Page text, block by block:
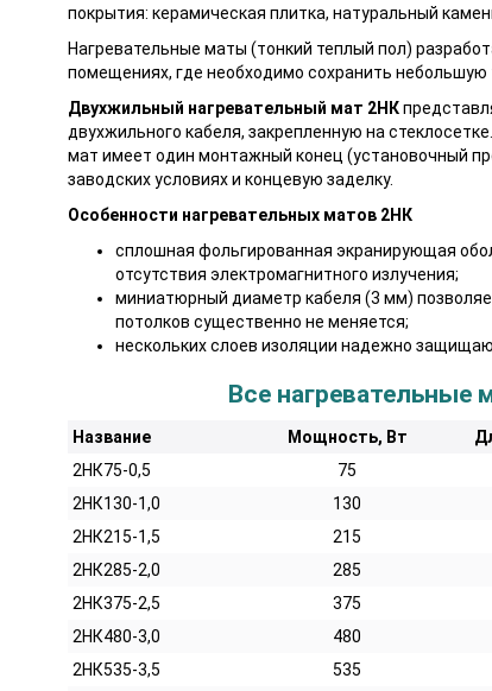
покрытия: керамическая плитка, натуральный
Нагревательные маты (тонкий теплый пол)
помещениях, где необходимо сохранить небольшую
Двухжильный нагревательный мат 2НК
двухжильного кабеля, закрепленную на
мат имеет один монтажный конец (установочный
заводских условиях и концевую заделку.
Особенности нагревательных матов 2НК
сплошная фольгированная экранирующая
отсутствия электромагнитного излучения;
миниатюрный диаметр кабеля (3 мм)
потолков существенно не меняется;
нескольких слоев изоляции надежно
Все
Название Мощность, Вт
2НК75-0,5
75
2НК130-1,0
130
2НК215-1,5
215
2НК285-2,0
285
2НК375-2,5
375
2НК480-3,0
480
2НК535-3,5
535